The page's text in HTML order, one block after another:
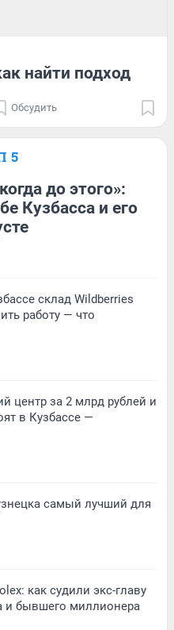
найти подход
Обсудить
5
до этого»:
Кузбасса и его
склад Wildberries
работу — что
центр за 2 млрд рублей и
в Кузбассе —
самый лучший для
как судили экс-главу
и бывшего миллионера